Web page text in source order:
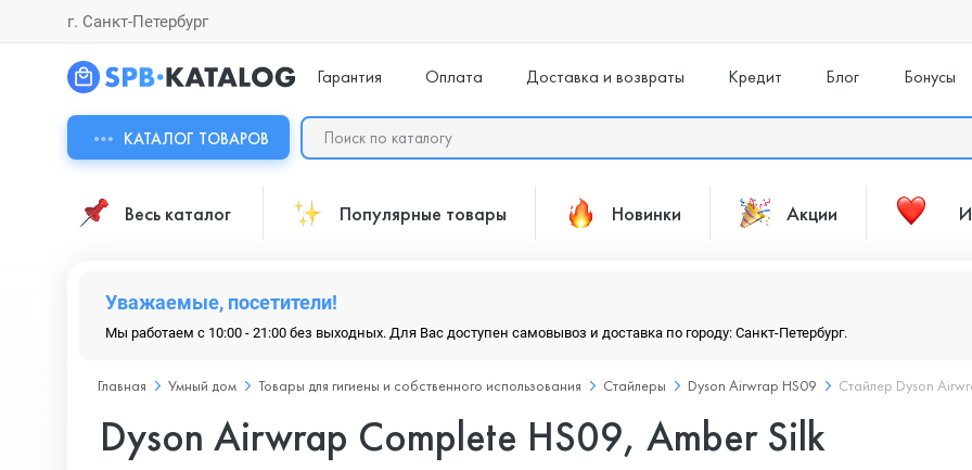
г. Санкт-Петербург
Гарантия Оплата Доставка и возвраты Кредит Блог Бонусы
КАТАЛОГ ТОВАРОВ
Весь каталог Популярные товары Новинки Акции
Уважаемые, посетители!
Мы работаем с 10:00 - 21:00 без выходных. Для Вас доступен самовывоз и доставка по городу: Санкт-Петербург.
Главная Умный дом Товары для гигиены и собственного использования Стайлеры Dyson Airwrap HS09 Стайлер Dyson
Dyson Airwrap Complete HS09, Amber Silk